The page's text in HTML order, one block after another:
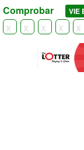
Comprobar
VIE